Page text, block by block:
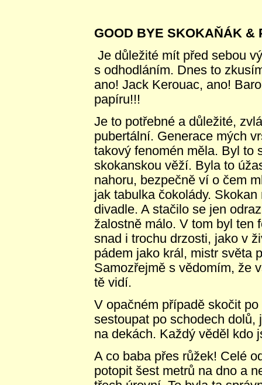
GOOD BYE SKOKAŇÁK
Je důležité mít před sebou
s odhodláním. Dnes to
ano! Jack Kerouac, ano!
papíru!!!
Je to potřebné a důležité,
pubertální. Generace mých
takový fenomén měla. Byl to
skokanskou věží. Byla to
nahoru, bezpečně ví o čem
jak tabulka čokolády.
divadle. A stačilo se jen
žalostně málo. V tom byl ten
snad i trochu drzosti, jako v
pádem jako král, mistr světa
Samozřejmě s vědomím, že
tě vidí.
V opačném případě skočit
sestoupat po schodech
na dekách. Každý věděl kdo
A co baba přes růžek! Celé
potopit šest metrů na dno a